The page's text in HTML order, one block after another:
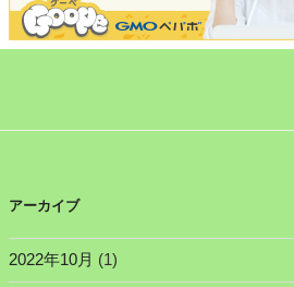
アーカイブ
2022年10月 (1)